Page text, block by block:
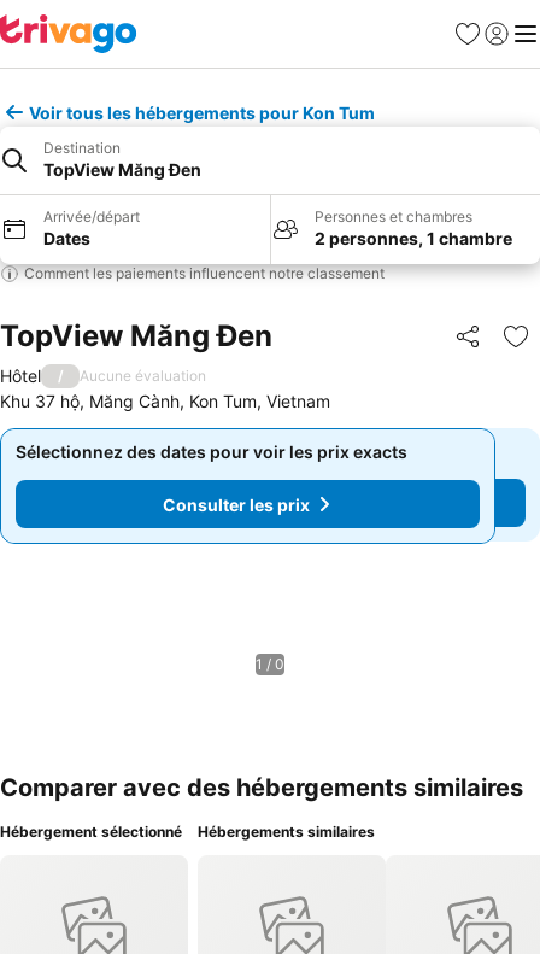
Favoris
Se
Voir tous les hébergements pour Kon Tum
Destination
TopView Măng Đen
Arrivée/départ
Dates
Personnes et chambres
2 personnes, 1 chambre
Comment les paiements influencent notre classement
TopView Măng Đen Partager
Hôtel / Aucune évaluation
Khu 37 hộ, Măng Cành, Kon Tum, Vietnam
Sélectionnez des dates pour voir les prix exacts
Consulter les prix
Sélectionnez des dates pour voir les prix exacts
Consulter les prix
1 / 0
Comparer avec des hébergements similaires
Hébergement sélectionné Hébergements similaires